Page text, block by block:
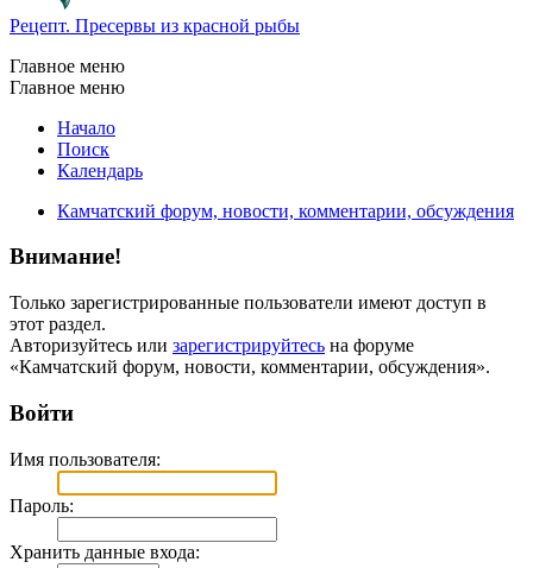
Рецепт. Пресервы из красной рыбы
Главное меню
Главное меню
Начало
Поиск
Календарь
Камчатский форум, новости, комментарии, обсуждения
Внимание!
Только зарегистрированные пользователи имеют доступ в
этот раздел.
Авторизуйтесь или зарегистрируйтесь на форуме
«Камчатский форум, новости, комментарии, обсуждения».
Войти
Имя пользователя:
Пароль:
Хранить данные входа: